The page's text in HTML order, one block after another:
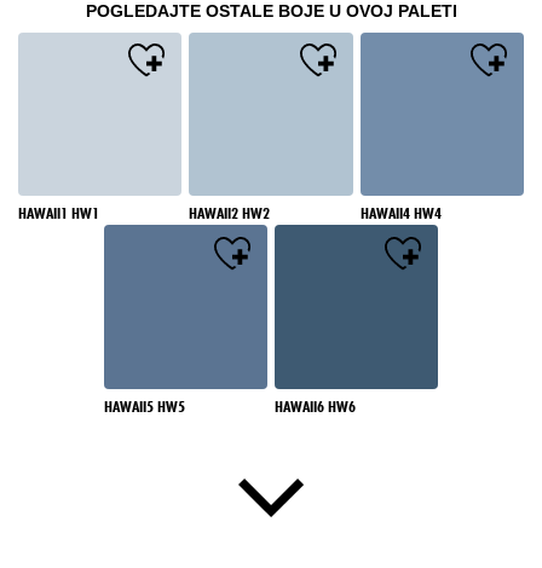
POGLEDAJTE OSTALE BOJE U OVOJ PALETI
HAWAII1 HW1 HAWAII2 HW2 HAWAII4 HW4
HAWAII5 HW5 HAWAII6 HW6